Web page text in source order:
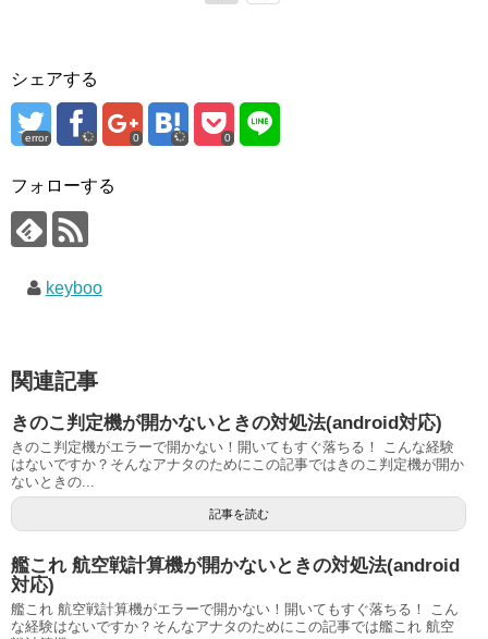
シェアする
error 0 0
フォローする
keyboo
関連記事
きのこ判定機が開かないときの対処法(android対応)
きのこ判定機がエラーで開かない！開いてもすぐ落ちる！ こんな経験
はないですか？そんなアナタのためにこの記事ではきのこ判定機が開か
ないときの...
記事を読む
艦これ 航空戦計算機が開かないときの対処法(android
対応)
艦これ 航空戦計算機がエラーで開かない！開いてもすぐ落ちる！ こん
な経験はないですか？そんなアナタのためにこの記事では艦これ 航空